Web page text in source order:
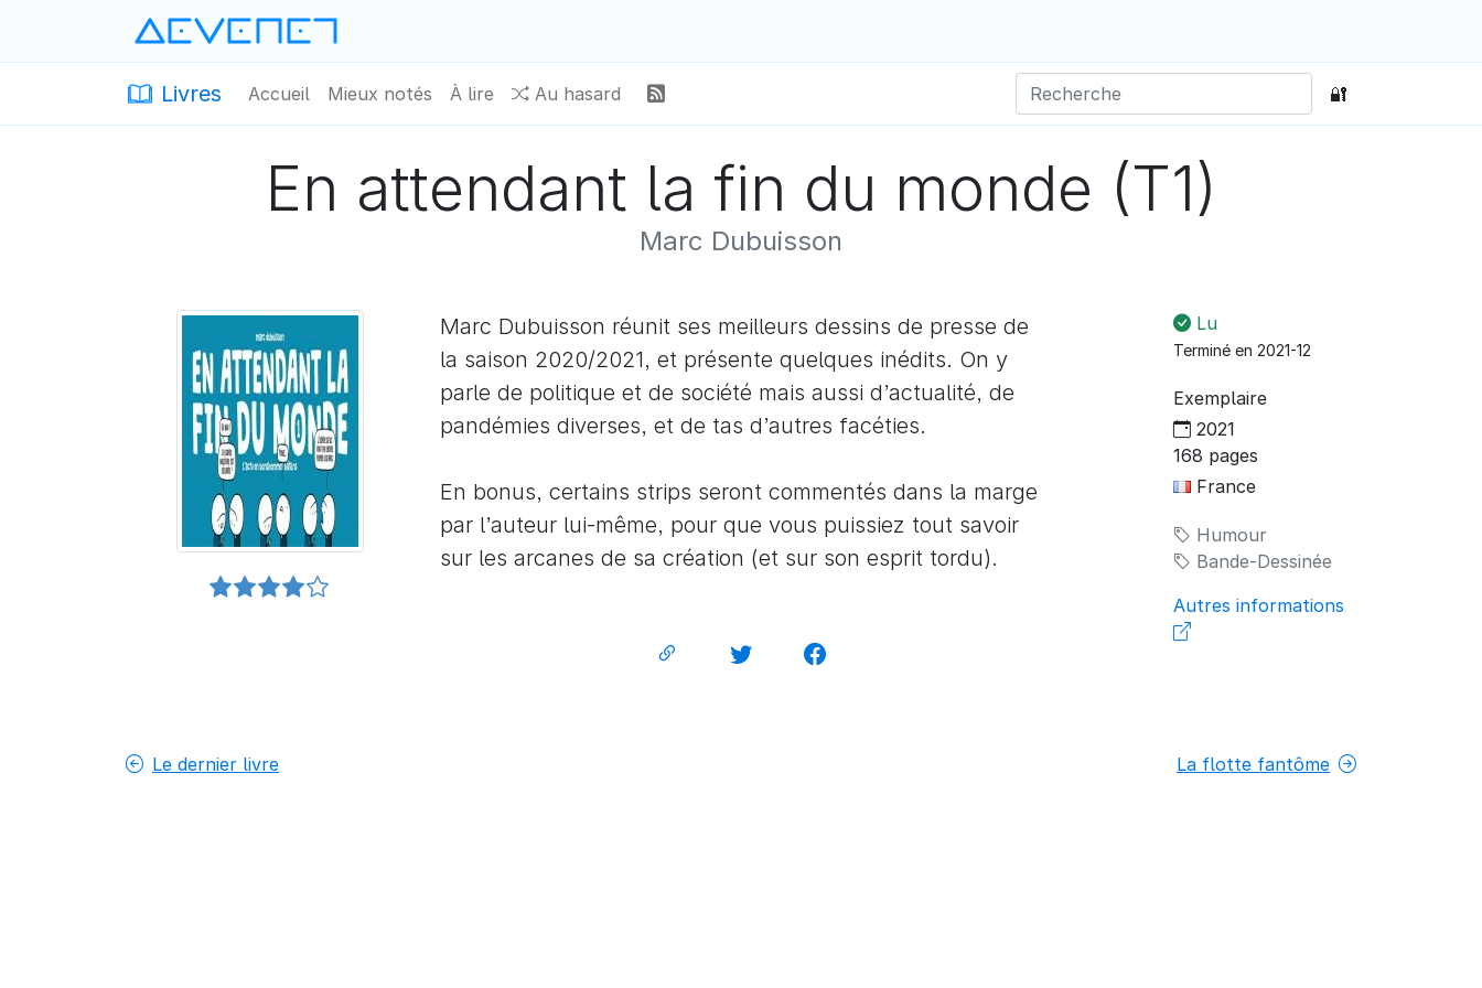
Livres · Devenet
Accueil Mieux notés À lire Au hasard 🔐
En attendant la fin du monde (T1)
Marc Dubuisson
Marc Dubuisson réunit ses meilleurs dessins de presse de
la saison 2020/2021, et présente quelques inédits. On y
parle de politique et de société mais aussi d’actualité, de
pandémies diverses, et de tas d’autres facéties.
En bonus, certains strips seront commentés dans la marge
par l’auteur lui-même, pour que vous puissiez tout savoir
sur les arcanes de sa création (et sur son esprit tordu).
Lu
Terminé en 2021-12
Exemplaire
2021
168 pages
France
Humour
Bande-Dessinée
Autres informations
Le dernier livre La flotte fantôme